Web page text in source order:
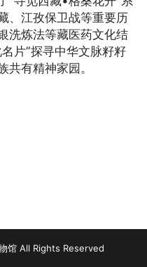
、江孜保卫战等重要历
洗炼法等藏医药文化结
片”探寻中华文脉籽籽
共有精神家园。
馆 All Rights Reserved